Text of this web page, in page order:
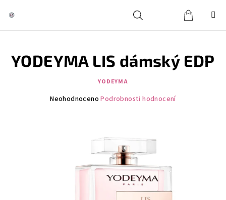
HledatPřihlášeníKošík
YODEYMA LIS dámský EDP
YODEYMA
Průměrné
hvězdiček.
Neohodnoceno Podrobnosti hodnocení